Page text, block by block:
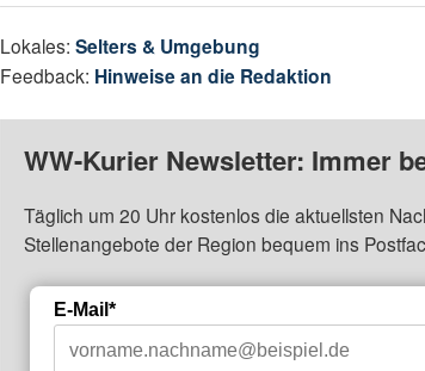
Lokales:Selters & Umgebung
Feedback: Hinweise an die Redaktion
WW-Kurier Newsletter: Immer
Täglich um 20 Uhr kostenlos die aktuellsten
Stellenangebote der Region bequem ins
E-Mail*